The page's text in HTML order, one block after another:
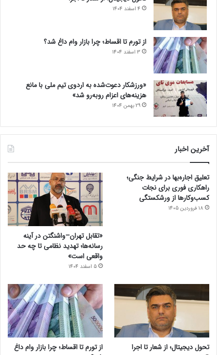
4 اسفند 1404
از تورم تا اقساط؛ چرا بازار وام داغ شد؟
3 اسفند 1404
«ورزشکار دعوت‌شده به اردوی تیم ملی با مانع
هزینه‌های اعزام روبه‌رو شد»
29 بهمن 1404
آخرین اخبار
تعلیق اجاره‌بها در شرایط جنگی؛
راهکاری فوری برای نجات
کسب‌وکارها از ورشکستگی
18 فروردین 1405
«تقابل تهران–واشنگتن در آینه
رسانه‌ها؛ تهدید نظامی تا چه حد
واقعی است»
5 اسفند 1404
تحول دیجیتال؛ از شعار تا اجرا
از تورم تا اقساط؛ چرا بازار وام داغ